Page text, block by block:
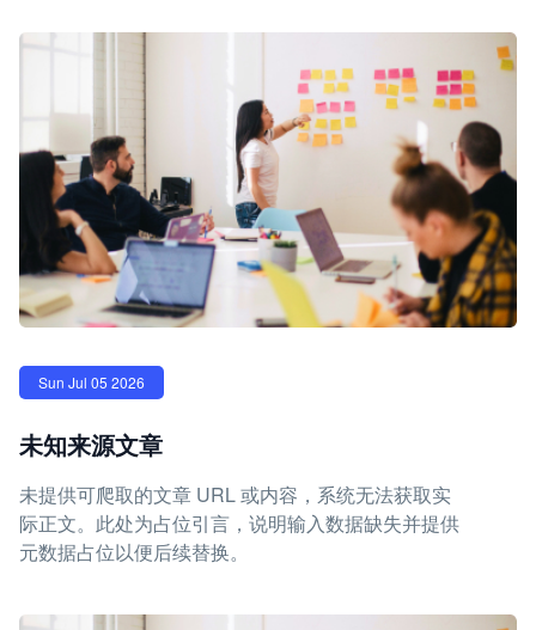
Sun Jul 05 2026
未知来源文章
未提供可爬取的文章 URL 或内容，系统无法获取实
际正文。此处为占位引言，说明输入数据缺失并提供
元数据占位以便后续替换。